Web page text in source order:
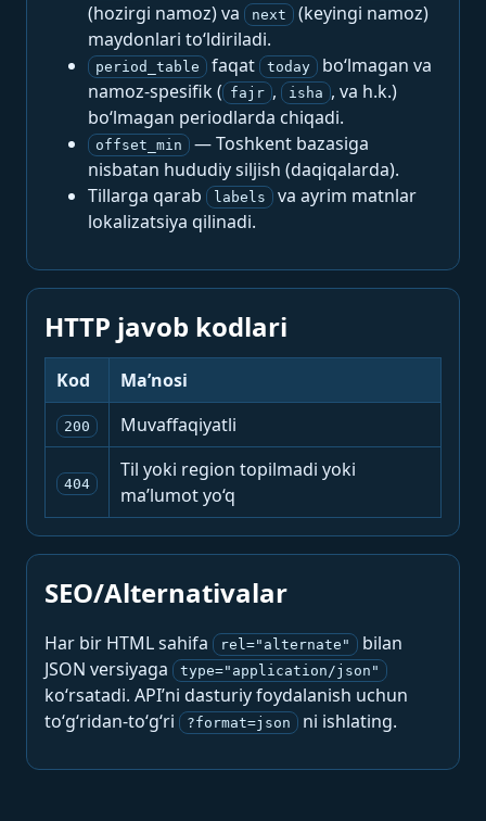
(hozirgi namoz) va next
(keyingi namoz)
maydonlari to‘ldiriladi.
period_table faqat today
bo‘lmagan va
namoz-spesifik ( fajr , isha , va h.k.)
bo‘lmagan periodlarda chiqadi.
offset_min
— Toshkent bazasiga
nisbatan hududiy siljish (daqiqalarda).
Tillarga qarab
labels
va ayrim matnlar
lokalizatsiya qilinadi.
HTTP javob kodlari
Kod Ma’nosi
200 Muvaffaqiyatli
404
Til yoki region topilmadi yoki
ma’lumot yo‘q
SEO/Alternativalar
Har bir HTML sahifa rel="alternate"
bilan
JSON versiyaga
type="application/json"
ko‘rsatadi. API’ni dasturiy foydalanish uchun
to‘g‘ridan-to‘g‘ri
?format=json ni ishlating.